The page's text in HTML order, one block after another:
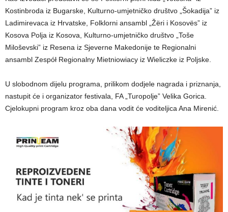
Kostinbroda iz Bugarske, Kulturno-umjetničko društvo „Šokadija” iz
Ladimirevaca iz Hrvatske, Folklorni ansambl „Žëri i Kosovës” iz
Kosova Polja iz Kosova, Kulturno-umjetničko društvo „Toše
Miloševski” iz Resena iz Sjeverne Makedonije te Regionalni
ansambl Zespół Regionalny Mietniowiacy iz Wieliczke iz Poljske.
U slobodnom dijelu programa, prilikom dodjele nagrada i priznanja,
nastupit će i organizator festivala, FA „Turopolje” Velika Gorica.
Cjelokupni program kroz oba dana vodit će voditeljica Ana Mirenić.